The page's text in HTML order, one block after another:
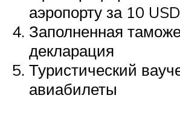
аэропорту за 10
Заполненная
декларация
Туристический
авиабилеты